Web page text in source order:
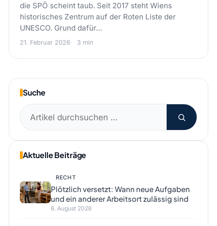
die SPÖ scheint taub. Seit 2017 steht Wiens
historisches Zentrum auf der Roten Liste der
UNESCO. Grund dafür…
21. Februar 2026 3 min
Suche
Suchen
nach:
Aktuelle Beiträge
RECHT
Plötzlich versetzt: Wann neue Aufgaben
und ein anderer Arbeitsort zulässig sind
6. August 2026